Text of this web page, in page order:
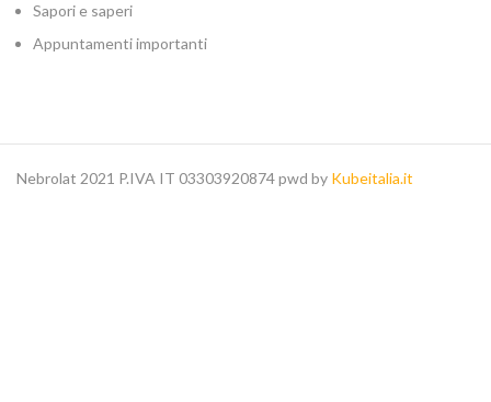
Sapori e saperi
Appuntamenti importanti
Nebrolat 2021 P.IVA IT 03303920874 pwd by Kubeitalia.it